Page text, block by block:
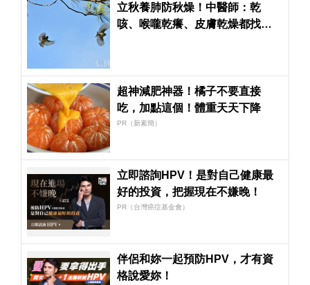
立秋養肺防秋燥！中醫師：乾
咳、喉嚨乾癢、皮膚乾燥都找上
超神減肥神器！橘子不要直接
吃，加點這個！體重天天下降
PR（新素簡）
立即諮詢HPV！是對自己健康最
好的投資，把握現在不嫌晚！
PR（台灣癌症基金會）
伴侶和妳一起預防HPV，才有資
格說愛妳！